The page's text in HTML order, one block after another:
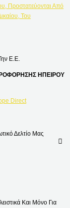
Προστατεύονται Από
Του
Ε.Ε.
ΗΠΕΙΡΟΥ
Direct
Δελτίο Μας
Και Μόνο Για